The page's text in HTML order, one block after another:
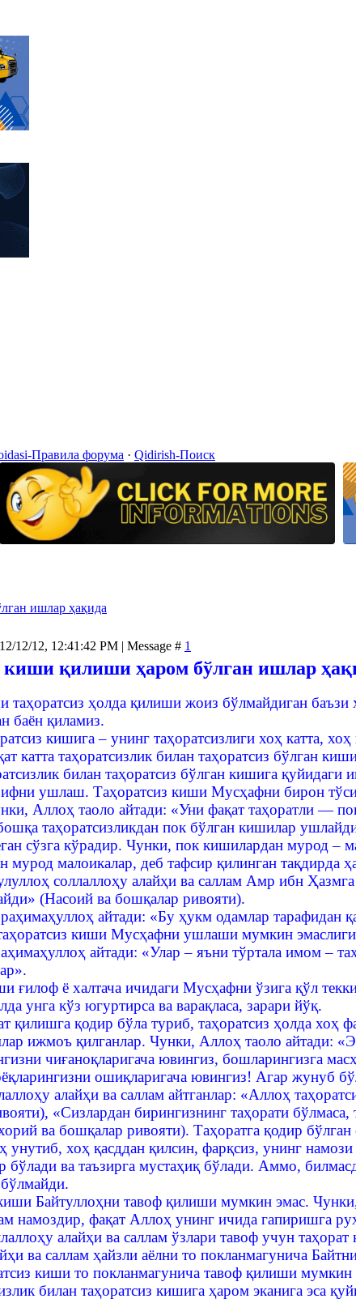
Правила форума · Qidirish-Поиск
ишлар ҳақида
12/12, 12:41:42 PM | Message # 1
киши қилиши ҳаром бўлган ишлар
ҳолда қилиши жоиз бўлмайдиган баъзи
баён қиламиз.
кишига – унинг таҳоратсизлиги хоҳ катта,
катта таҳоратсизлик билан таҳоратсиз бўлган
билан таҳоратсиз бўлган кишига
ушлаш. Таҳоратсиз киши Мусҳафни бирон
Аллоҳ таоло айтади: «Уни фақат таҳоратли —
таҳоратсизликдан пок бўлган кишилар
сўзга кўрадир. Чунки, пок кишилардан мурод –
мурод малоикалар, деб тафсир қилинган тақдирда
соллаллоҳу алайҳи ва саллам Амр ибн
(Насоий ва бошқалар ривояти).
айтади: «Бу ҳукм одамлар тарафидан
киши Мусҳафни ушлаши мумкин
айтади: «Улар – яъни тўртала имом –
ғилоф ё халтача ичидаги Мусҳафни ўзига қўл
унга кўз югуртирса ва варақласа, зарари йўқ.
қилишга қодир бўла туриб, таҳоратсиз ҳолда хоҳ
ижмоъ қилганлар. Чунки, Аллоҳ таоло айтади:
чиғаноқларигача ювингиз, бошларингизга
ошиқларигача ювингиз! Агар жунуб
алайҳи ва саллам айтганлар: «Аллоҳ
«Сизлардан бирингизнинг таҳорати
ва бошқалар ривояти). Таҳоратга қодир
унутиб, хоҳ қасддан қилсин, фарқсиз, унинг
бўлади ва таъзирга мустаҳиқ бўлади. Аммо,
Байтуллоҳни тавоф қилиши мумкин эмас.
намоздир, фақат Аллоҳ унинг ичида гапиришга
алайҳи ва саллам ўзлари тавоф учун
ва саллам ҳайзли аёлни то покланмагунича
киши то покланмагунича тавоф қилиши мумкин
билан таҳоратсиз кишига ҳаром эканига эса